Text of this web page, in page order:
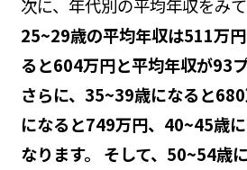
次に、年代別の平均年収をみて
25~29歳の平均年収は511万
ると604万円と平均年収が93プ
さらに、35~39歳になると
になると749万円、40~45歳
なります。 そして、50~54歳